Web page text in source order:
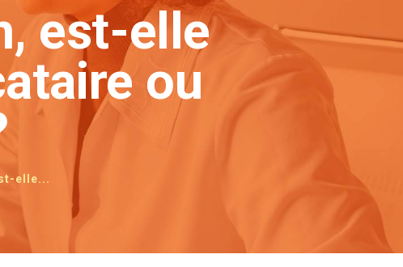
est-elle
ou
elle...